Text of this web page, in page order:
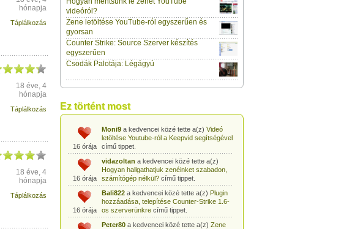
hónapja
Táplálkozás
18 éve, 4
hónapja
Táplálkozás
18 éve, 4
hónapja
Táplálkozás
videóról?
Zene letöltése YouTube-ról egyszerűen és
gyorsan
Counter Strike: Source Szerver készítés
egyszerűen
Csodák Palotája: Légágyú
Ez történt most
16 órája
gabor733a kedvencei közé tette a(z)
című tippet.
16 órája
Hogyan készítsünk fűszeres-paradicsomos
pennét?
16 órája
gabor733a kedvencei közé tette a(z)
hónapos kortólcímű tippet.
16 órája
Babakonyha - Alma-banán püré készítése
egyszerűencímű tippet.
16 órája
Moni9a kedvencei közé tette a(z) Videó
letöltése Youtube-ról a Keepvid segítségével
című tippet.
16 órája
vidazoltan a kedvencei közé tette a(z)
Hogyan hallgathatjuk zenéinket szabadon,
számítógép nélkül?című tippet.
16 órája
Bali822a kedvencei közé tette a(z) Plugin
hozzáadása, telepítése Counter-Strike 1.6-
os szerverünkrecímű tippet.
Peter80a kedvencei közé tette a(z) Zene